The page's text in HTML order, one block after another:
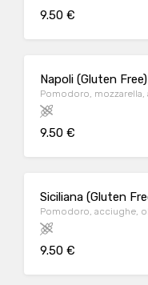
9.50 €
Napoli (Gluten Free)
Pomodoro,
9.50 €
Siciliana (Gluten
Pomodoro, acciughe,
9.50 €